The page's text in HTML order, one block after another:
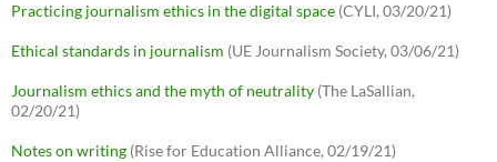
Practicing journalism ethics in the digital space (CYLI, 03/20/21)
Ethical standards in journalism (UE Journalism Society, 03/06/21)
Journalism ethics and the myth of neutrality (The LaSallian,
02/20/21)
Notes on writing (Rise for Education Alliance, 02/19/21)